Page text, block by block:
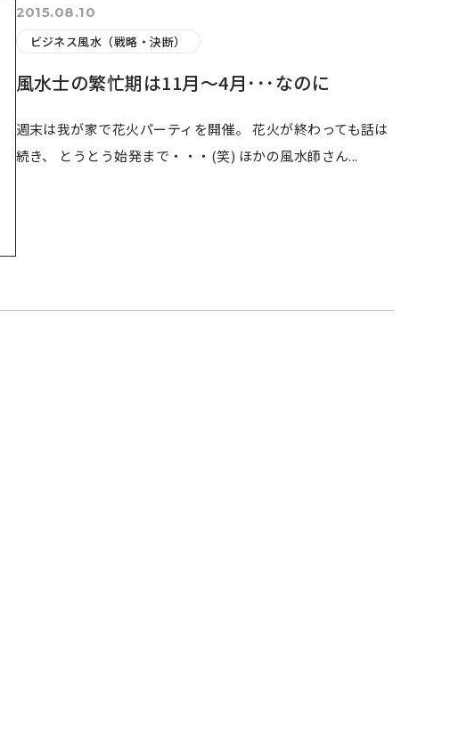
2015.08.10
ビジネス風水（戦略・決断）
風水士の繁忙期は11月～4月･･･なのに
週末は我が家で花火パーティを開催。 花火が終わっても話は
続き、 とうとう始発まで・・・(笑) ほかの風水師さん...